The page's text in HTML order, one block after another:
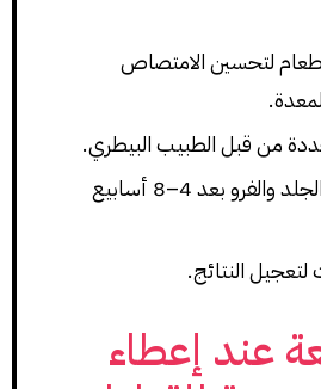
لتحسين الامتصاص
من قبل الطبيب البيطري.
راقب التحسن في الجلد والفرو بعد 4–8 أسابيع
النتائج.
عند إعطاء